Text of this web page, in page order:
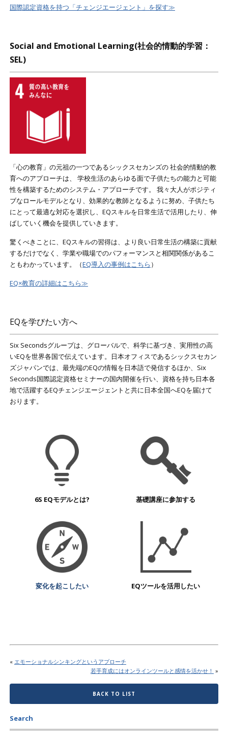
国際認定資格を持つ「チェンジエージェント」を探す≫
Social and Emotional Learning(社会的情動的学習：
SEL)
「心の教育」の元祖の一つであるシックスセカンズの 社会的情動的教
育へのアプローチは、 学校生活のあらゆる面で子供たちの能力と可能
性を構築するためのシステム・アプローチです。 我々大人がポジティ
ブなロールモデルとなり、効果的な教師となるように努め、子供たち
にとって最適な対応を選択し、EQスキルを日常生活で活用したり、伸
ばしていく機会を提供していきます。
驚くべきことに、EQスキルの習得は、より良い日常生活の構築に貢献
するだけでなく、学業や職場でのパフォーマンスと相関関係があるこ
ともわかっています。（EQ導入の事例はこちら ）
EQ×教育の詳細はこちら≫
EQを学びたい方へ
Six Secondsグループは、グローバルで、科学に基づき、実用性の高
いEQを世界各国で伝えています。日本オフィスであるシックスセカン
ズジャパンでは、最先端のEQの情報を日本語で発信するほか、Six
Seconds国際認定資格セミナーの国内開催を行い、資格を持ち日本各
地で活躍するEQチェンジエージェントと共に日本全国へEQを届けて
おります。
6S EQモデルとは? 基礎講座に参加する
変化を起こしたい EQツールを活用したい
« エモーショナルシンキングというアプローチ
若手育成にはオンラインツールと感情を活かせ！ »
BACK TO LIST
Search